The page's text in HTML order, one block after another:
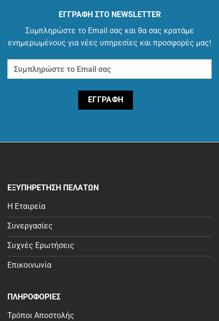
ΕΓΓΡΑΦΗ ΣΤΟ NEWSLETTER
Συμπληρώστε το Email σας και θα σας κρατάμε
ενημερωμένους για νέες υπηρεσίες και προσφορές μας!
ΕΞΥΠΗΡΕΤΗΣΗ ΠΕΛΑΤΩΝ
Η Εταιρεία
Συνεργασίες
Συχνές Ερωτήσεις
Επικοινωνία
ΠΛΗΡΟΦΟΡΙΕΣ
Τρόποι Αποστολής